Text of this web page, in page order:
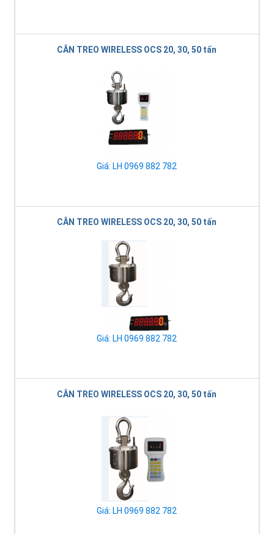
CÂN TREO WIRELESS OCS 20, 30, 50 tấn
Giá: LH 0969 882 782
CÂN TREO WIRELESS OCS 20, 30, 50 tấn
Giá: LH 0969 882 782
CÂN TREO WIRELESS OCS 20, 30, 50 tấn
Giá: LH 0969 882 782